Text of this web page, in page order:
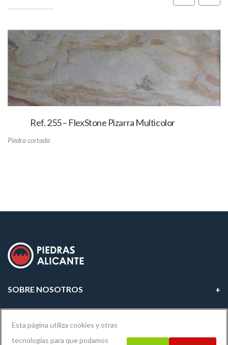
Ref. 255 – FlexStone Pizarra Multicolor
Piedra cortada
SOBRE NOSOTROS
Esta página utiliza cookies y otras
tecnologías para que podamos